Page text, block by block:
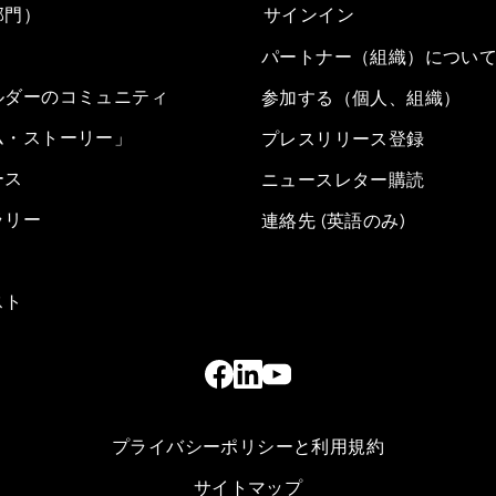
）
ーのコミュニティ
ストーリー」
リー
サインイン
パートナー（組織）につい
参加する（個人、組織）
プレスリリース登録
ニュースレター購読
連絡先 (英語のみ)
プライバシーポリシーと利用規約
サイトマップ